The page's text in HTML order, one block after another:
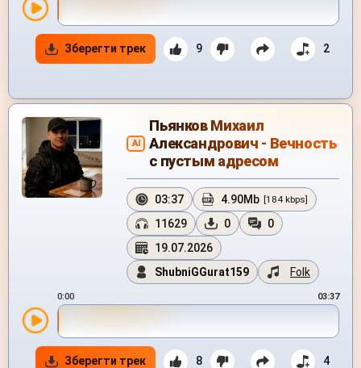
Зберегти трек 9 2
AI
Пьянков Михаил
Александрович - Вечность
с пустым адресом
03:37 4.90Mb [184 kbps]
11629 0
0
19.07.2026
ShubniGGurat159
Folk
0:00 03:37
Зберегти трек 8 4